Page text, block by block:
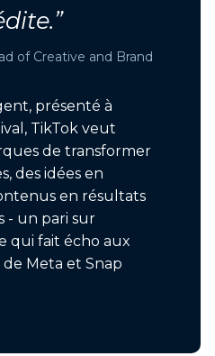
of Creative and Brand
présenté à
TikTok veut
de transformer
des idées en
en résultats
- un pari sur
qui fait écho aux
de Meta et Snap